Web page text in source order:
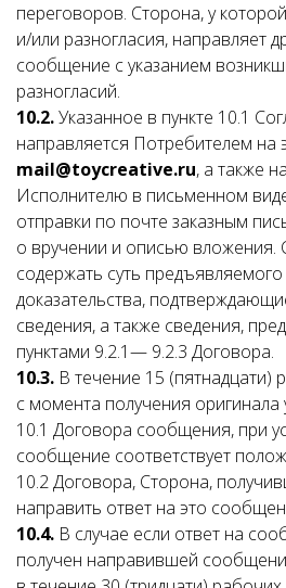
переговоров. Сторона, у
и/или разногласия, направляет
сообщение с указанием
разногласий.
10.2.Указанное в пункте 10.1
направляется Потребителем на
mail@toycreative.ru, а также
Исполнителю в письменном
отправки по почте заказным
о вручении и описью
содержать суть
доказательства,
сведения, а также сведения,
пунктами 9.2.1— 9.2.3 Договора.
10.3. В течение 15 (пятнадцати)
с момента получения оригинала
10.1 Договора сообщения, при
сообщение соответствует
10.2 Договора, Сторона,
направить ответ на это
10.4. В случае если ответ на
получен направившей